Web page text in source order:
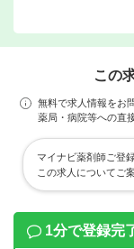
この
無料で求人情報をお
薬局・病院等への直
マイナビ薬剤師ご登
この求人についてご
1分で登録完